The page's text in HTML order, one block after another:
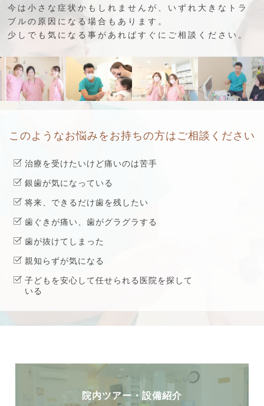
今は小さな症状かもしれませんが、いずれ大きなトラ
ブルの原因になる場合もあります。
少しでも気になる事があればすぐにご相談ください。
このようなお悩みをお持ちの方はご相談ください
治療を受けたいけど痛いのは苦手
銀歯が気になっている
将来、できるだけ歯を残したい
歯ぐきが痛い、歯がグラグラする
歯が抜けてしまった
親知らずが気になる
子どもを安心して任せられる医院を探して
いる
院内ツアー・設備紹介